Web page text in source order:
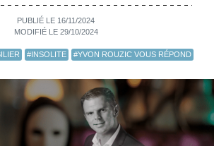
PUBLIÉ LE 16/11/2024
MODIFIÉ LE 29/10/2024
#INSOLITE #YVON ROUZIC VOUS RÉPOND